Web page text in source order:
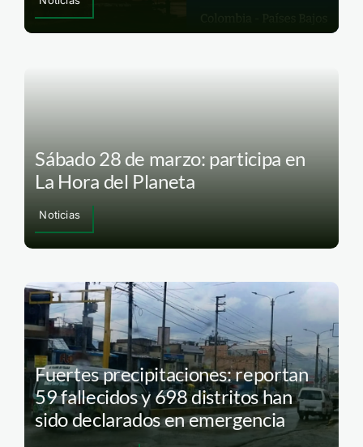
Sábado 28 de marzo: participa en
La Hora del Planeta
Noticias
Fuertes precipitaciones: reportan
59 fallecidos y 698 distritos han
sido declarados en emergencia